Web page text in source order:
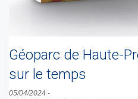
Géoparc de Haute-
sur le temps
05/04/2024 -